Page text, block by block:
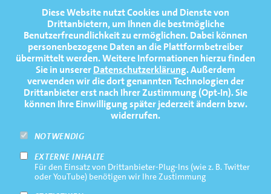
Diese Website nutzt Cookies und Dienste von
Drittanbietern, um Ihnen die bestmögliche
Benutzerfreundlichkeit zu ermöglichen.Dabei können
personenbezogene Daten an die Plattformbetreiber
übermittelt werden. Weitere Informationen hierzu finden
Sie in unsererDatenschutzerklärung. Außerdem
verwenden wir die dort genannten Technologien der
Drittanbieter erst nach Ihrer Zustimmung (Opt-In). Sie
können Ihre Einwilligung später jederzeit ändern bzw.
widerrufen.
NOTWENDIG
EXTERNE INHALTE
Für den Einsatz von Drittanbieter-Plug-Ins (wie z. B. Twitter
oder YouTube) benötigen wir Ihre Zustimmung
FOOTERNAVIGATION
NEWS
TERMINE
MEDIATHEK
PRESSE
FAQ
NEWSLETTER
Footernavigation
Bottom
Impressum